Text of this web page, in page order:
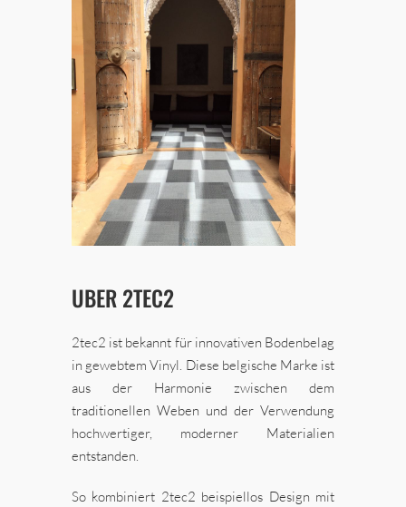
UBER 2TEC2
2tec2 ist bekannt für innovativen Bodenbelag
in gewebtem Vinyl. Diese belgische Marke ist
aus der Harmonie zwischen dem
traditionellen Weben und der Verwendung
hochwertiger, moderner Materialien
entstanden.
So kombiniert 2tec2 beispiellos Design mit